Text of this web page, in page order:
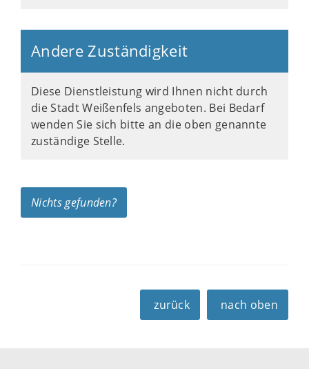
Andere Zuständigkeit
Diese Dienstleistung wird Ihnen nicht durch
die Stadt Weißenfels angeboten. Bei Bedarf
wenden Sie sich bitte an die oben genannte
zuständige Stelle.
Nichts gefunden?
zurück nach oben